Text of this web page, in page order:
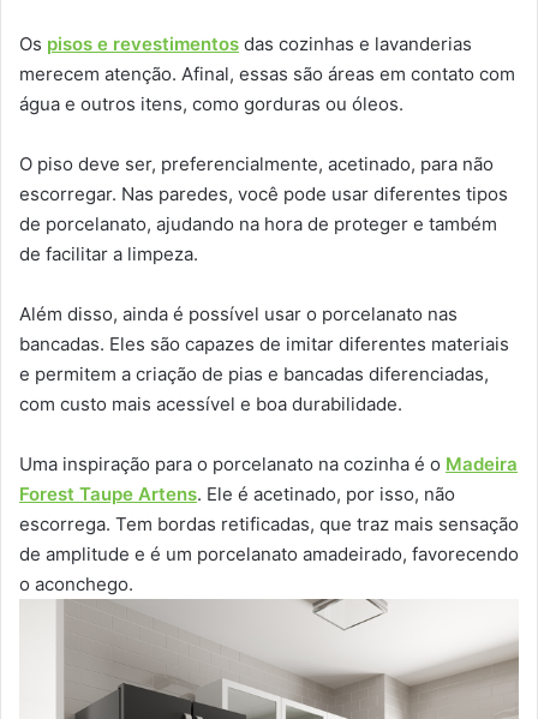
Os pisos e revestimentos das cozinhas e lavanderias
merecem atenção. Afinal, essas são áreas em contato com
água e outros itens, como gorduras ou óleos.
O piso deve ser, preferencialmente, acetinado, para não
escorregar. Nas paredes, você pode usar diferentes tipos
de porcelanato, ajudando na hora de proteger e também
de facilitar a limpeza.
Além disso, ainda é possível usar o porcelanato nas
bancadas. Eles são capazes de imitar diferentes materiais
e permitem a criação de pias e bancadas diferenciadas,
com custo mais acessível e boa durabilidade.
Uma inspiração para o porcelanato na cozinha é o Madeira
Forest Taupe Artens. Ele é acetinado, por isso, não
escorrega. Tem bordas retificadas, que traz mais sensação
de amplitude e é um porcelanato amadeirado, favorecendo
o aconchego.